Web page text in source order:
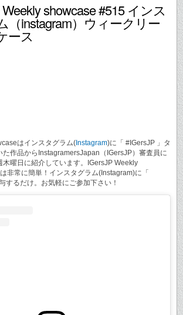
showcase #515 インス
（instagram）ウィークリー
ース
はインスタグラム( Instagram)に「 #IGersJP 」タ
た作品からInstagramersJapan（IGersJP）審査員に
木曜日に紹介しています。IGersJP Weekly
非常に簡単！インスタグラム(Instagram)に「
するだけ。お気軽にご参加下さい！